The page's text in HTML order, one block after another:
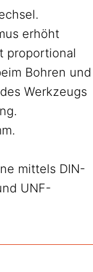
erhöht
proportional
Bohren und
Werkzeugs
mittels DIN-
UNF-